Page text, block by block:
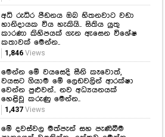
මෙන්න මේ වයසෙදි සීනි කෑවොත්,
වයසට ගියාම මේ ලෙඩවලින් ආරක්ෂා
වෙන්න පුළුවන්.. නව අධ්‍යයනයක්
හෙළිවූ කරුණු මෙන්න..
1,437Views
මේ දවස්වල මත්පැන් සහ පැණිබීම
පානයෙන් වළකින්න.. හේතුව මෙන්න..
සෞඛ්‍ය අමාත්‍යාංශයෙන් අනතුරු
ඇඟවීමක්..
1,756Views
ඖෂධීය ගුණ රැසක් තියන "පනාමල්"
රුධිරයේ පට්ටිකා අඩුවීමට හොඳම